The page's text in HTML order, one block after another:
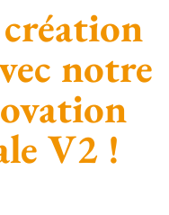
notre
V2 !